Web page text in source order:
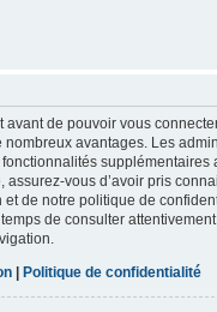
avant de pouvoir vous
nombreux avantages. Les
supplémentaires
assurez-vous d’avoir pris
et de notre politique de
de consulter
| Politique de confidentialité